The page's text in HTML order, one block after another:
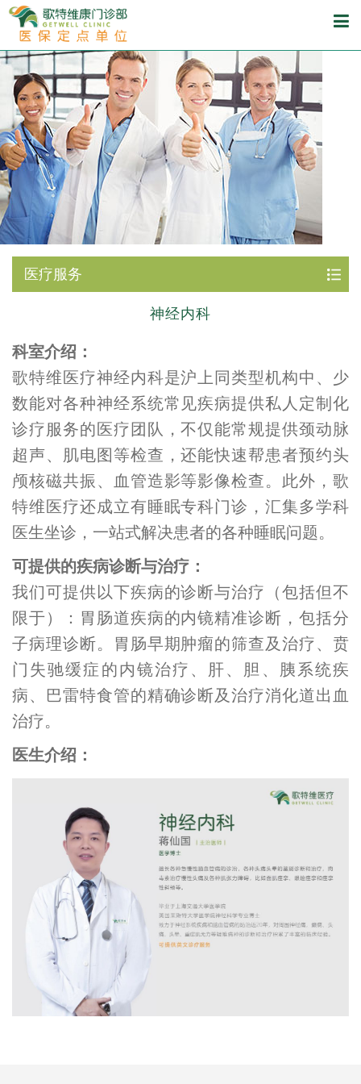
医疗服务
神经内科
科室介绍：
歌特维医疗神经内科是沪上同类型机构中、少
数能对各种神经系统常见疾病提供私人定制化
诊疗服务的医疗团队，不仅能常规提供颈动脉
超声、肌电图等检查，还能快速帮患者预约头
颅核磁共振、血管造影等影像检查。此外，歌
特维医疗还成立有睡眠专科门诊，汇集多学科
医生坐诊，一站式解决患者的各种睡眠问题。
可提供的疾病诊断与治疗：
我们可提供以下疾病的诊断与治疗（包括但不
限于）：胃肠道疾病的内镜精准诊断，包括分
子病理诊断。胃肠早期肿瘤的筛查及治疗、贲
门失驰缓症的内镜治疗、肝、胆、胰系统疾
病、巴雷特食管的精确诊断及治疗消化道出血
治疗。
医生介绍：